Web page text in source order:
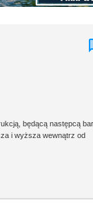
będącą następcą
i wyższa wewnątrz od